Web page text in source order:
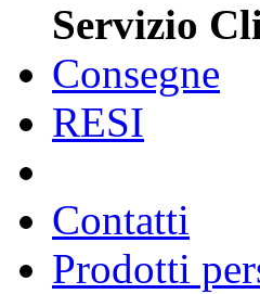
Servizio
Consegne
RESI
Contatti
Prodotti